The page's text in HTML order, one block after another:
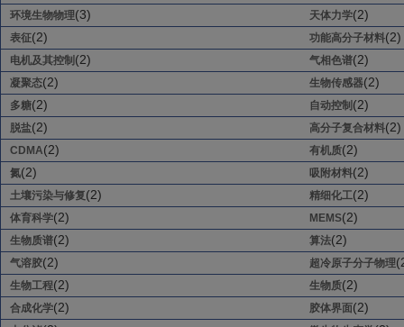
环境生物物理(3) 天体力学(2)
表征(2) 功能高分子材料(2)
电机及其控制 (2) 气相色谱(2)
凝聚态(2) 生物传感器(2)
多糖(2) 自动控制 (2)
脱盐(2) 高分子复合材料(2)
CDMA(2) 有机质(2)
氮(2) 吸附材料(2)
土壤污染与修复(2) 精细化工(2)
体育科学(2) MEMS(2)
生物质谱(2) 算法(2)
气溶胶(2) 超冷原子分子物理
生物工程(2) 生物质(2)
合成化学(2) 胶体界面(2)